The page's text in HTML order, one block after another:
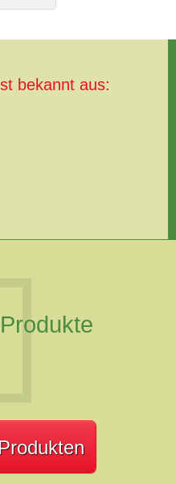
bekannt aus: